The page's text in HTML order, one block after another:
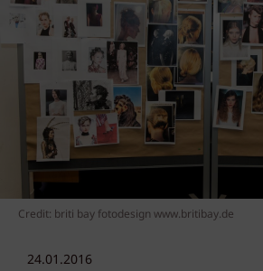
Credit: briti bay fotodesign www.britibay.de
24.01.2016